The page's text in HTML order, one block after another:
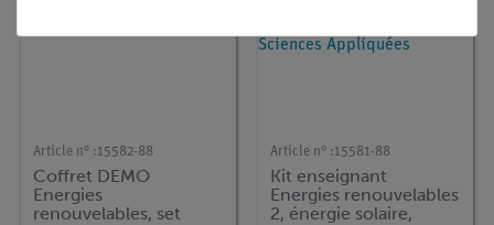
Article n° :15582-88
Coffret DEMO
Energies
renouvelables, set
Article n° :15581-88
Kit enseignant
Energies renouvelables
2, énergie solaire,